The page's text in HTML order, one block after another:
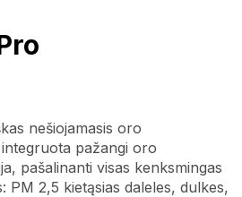
nešiojamasis oro
pažangi oro
pašalinanti visas kenksmingas
PM 2,5 kietąsias daleles, dulkes,